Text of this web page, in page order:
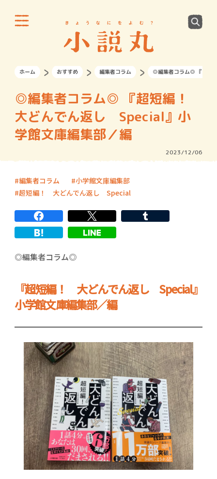
ホーム おすすめ 編集者コラム ◎編集者コラム◎ 『超短
◎編集者コラム◎ 『超短編！
大どんでん返し Special』小
学館文庫編集部／編
2023/12/06
編集者コラム
小学館文庫編集部
超短編！ 大どんでん返し Special
◎編集者コラム◎
『超短編！ 大どんでん返し Special』
小学館文庫編集部／編